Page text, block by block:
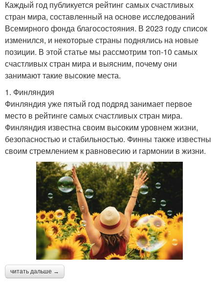
Каждый год публикуется рейтинг самых счастливых
стран мира, составленный на основе исследований
Всемирного фонда благосостояния. В 2023 году список
изменился, и некоторые страны поднялись на новые
позиции. В этой статье мы рассмотрим топ-10 самых
счастливых стран мира и выясним, почему они
занимают такие высокие места.
1. Финляндия
Финляндия уже пятый год подряд занимает первое
место в рейтинге самых счастливых стран мира.
Финляндия известна своим высоким уровнем жизни,
безопасностью и стабильностью. Финны также известны
своим стремлением к равновесию и гармонии в жизни.
читать дальше →